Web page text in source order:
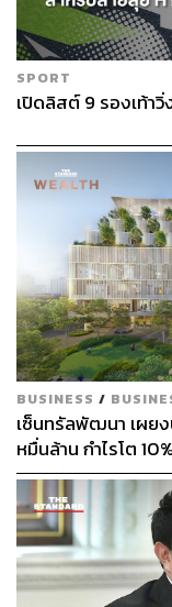
SPORT
เปิดลิสต์ 9 รองเท้าวิ่
BUSINESS /
เซ็นทรัลพัฒนา เผยง
หมื่นล้าน กำไรโต
ยกแผง